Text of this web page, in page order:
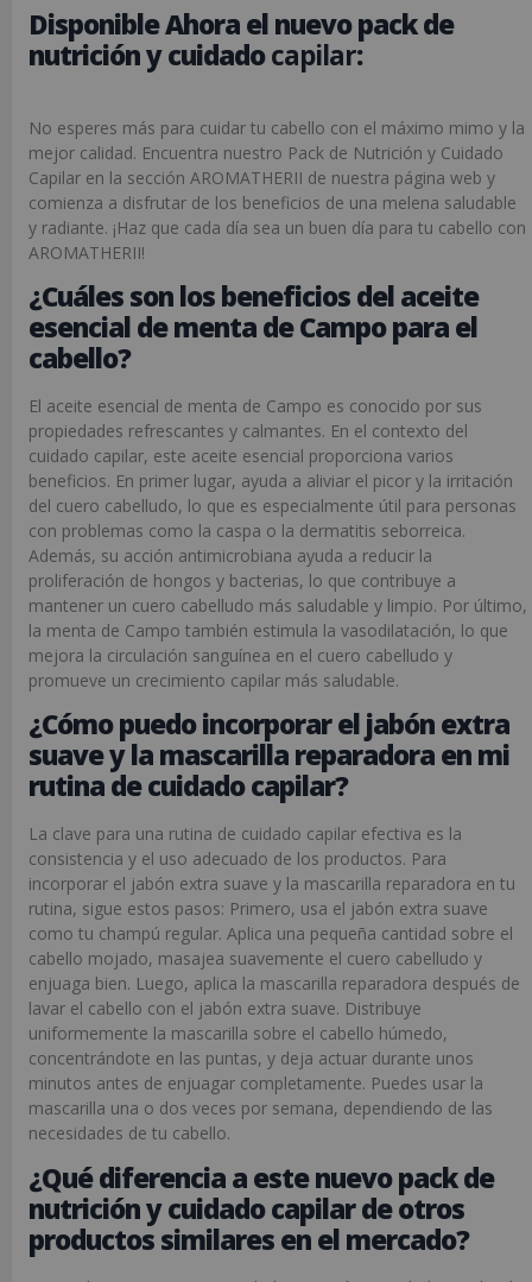
Disponible Ahora el nuevo pack de
nutrición y cuidadocapilar:
No esperes más para cuidar tu cabello con el máximo mimo y la
mejor calidad. Encuentra nuestro Pack de Nutrición y Cuidado
Capilar en la sección AROMATHERII de nuestra página web y
comienza a disfrutar de los beneficios de una melena saludable
y radiante. ¡Haz que cada día sea un buen día para tu cabello con
AROMATHERII!
¿Cuáles son los beneficios del aceite
esencial de menta de Campo para el
cabello?
El aceite esencial de menta de Campo es conocido por sus
propiedades refrescantes y calmantes. En el contexto del
cuidado capilar, este aceite esencial proporciona varios
beneficios. En primer lugar, ayuda a aliviar el picor y la irritación
del cuero cabelludo, lo que es especialmente útil para personas
con problemas como la caspa o la dermatitis seborreica.
Además, su acción antimicrobiana ayuda a reducir la
proliferación de hongos y bacterias, lo que contribuye a
mantener un cuero cabelludo más saludable y limpio. Por último,
la menta de Campo también estimula la vasodilatación, lo que
mejora la circulación sanguínea en el cuero cabelludo y
promueve un crecimiento capilar más saludable.
¿Cómo puedo incorporar el jabón extra
suave y la mascarilla reparadora en mi
rutina de cuidado capilar?
La clave para una rutina de cuidado capilar efectiva es la
consistencia y el uso adecuado de los productos. Para
incorporar el jabón extra suave y la mascarilla reparadora en tu
rutina, sigue estos pasos: Primero, usa el jabón extra suave
como tu champú regular. Aplica una pequeña cantidad sobre el
cabello mojado, masajea suavemente el cuero cabelludo y
enjuaga bien. Luego, aplica la mascarilla reparadora después de
lavar el cabello con el jabón extra suave. Distribuye
uniformemente la mascarilla sobre el cabello húmedo,
concentrándote en las puntas, y deja actuar durante unos
minutos antes de enjuagar completamente. Puedes usar la
mascarilla una o dos veces por semana, dependiendo de las
necesidades de tu cabello.
¿Qué diferencia a este nuevo pack de
nutrición y cuidado capilar de otros
productos similares en el mercado?